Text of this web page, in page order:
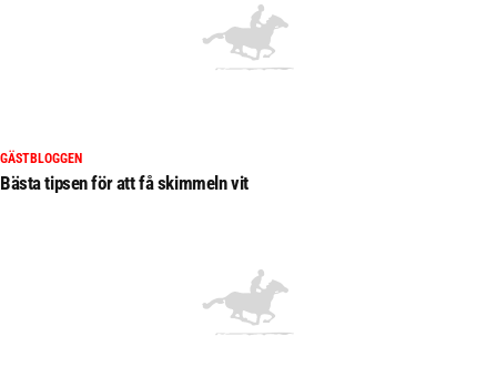
GÄSTBLOGGEN
Bästa tipsen för att få skimmeln vit